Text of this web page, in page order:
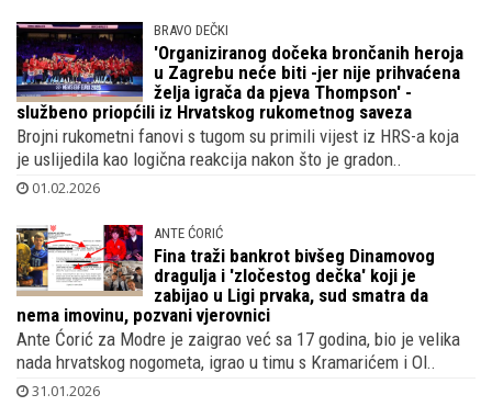
BRAVO DEČKI
'Organiziranog dočeka brončanih heroja
u Zagrebu neće biti -jer nije prihvaćena
želja igrača da pjeva Thompson' -
službeno priopćili iz Hrvatskog rukometnog saveza
Brojni rukometni fanovi s tugom su primili vijest iz HRS-a koja
je uslijedila kao logična reakcija nakon što je gradon..
ANTE ĆORIĆ
Fina traži bankrot bivšeg Dinamovog
dragulja i 'zločestog dečka' koji je
zabijao u Ligi prvaka, sud smatra da
nema imovinu, pozvani vjerovnici
Ante Ćorić za Modre je zaigrao već sa 17 godina, bio je velika
nada hrvatskog nogometa, igrao u timu s Kramarićem i Ol..